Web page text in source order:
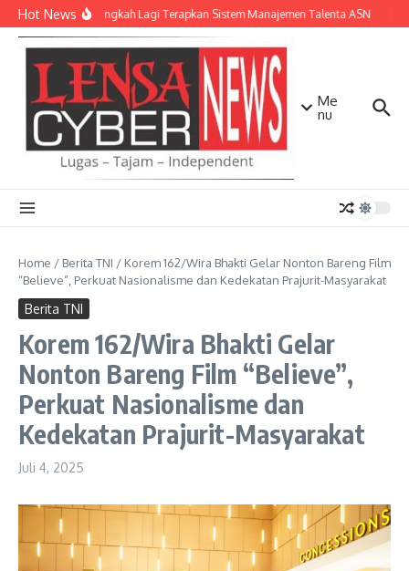
Lewati ke konten
Hot NewsNTB Selangkah Lagi Terapkan Sistem Manajemen Talenta ASN
Me
nu
Home / Berita TNI / Korem 162/Wira Bhakti Gelar Nonton Bareng Film
“Believe”, Perkuat Nasionalisme dan Kedekatan Prajurit-Masyarakat
Berita TNI
Korem 162/Wira Bhakti Gelar
Nonton Bareng Film “Believe”,
Perkuat Nasionalisme dan
Kedekatan Prajurit-Masyarakat
Juli 4, 2025